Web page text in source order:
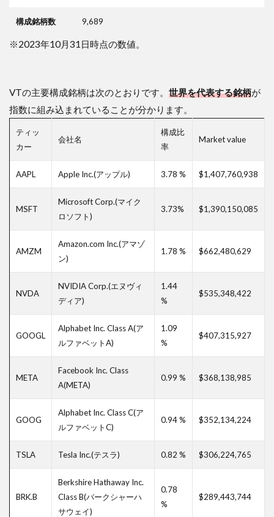
を
っ
ト
フ
ォ
オ
例
基本
世界
株式
トフ
オ
8.2
ロー
バル
ォリ
リタ
トグ
ロー
ポー
トフ
構成銘柄数 9,689
※2023年10月31日時点の数値。
VTの主要構成銘柄は次のとおりです。 世界を代表する銘柄が
指数に組み込まれていることが分かります。
ティッ
カー
会社名
構成比
率
Market value
AAPL Apple Inc.(アップル) 3.78 % $1,407,760,938
MSFT
Microsoft Corp.(マイク
ロソフト)
3.73% $1,390,150,085
AMZM
Amazon.com Inc.(アマゾ
ン)
1.78 % $662,480,629
NVDA
NVIDIA Corp.(エヌヴィ
ディア)
1.44
%
$535,348,422
GOOGL
Alphabet Inc. Class A(ア
ルファベットA)
1.09
%
$407,315,927
META
Facebook Inc. Class
A(META)
0.99 % $368,138,985
GOOG
Alphabet Inc. Class C(ア
ルファベットC)
0.94 % $352,134,224
TSLA Tesla Inc.(テスラ) 0.82 % $306,224,765
BRK.B
Berkshire Hathaway Inc.
Class B(バークシャーハ
サウェイ)
0.78
%
$289,443,744